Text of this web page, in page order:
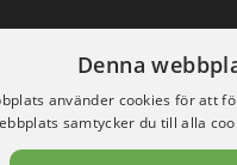
Denna
använder cookies för att
samtycker du till alla